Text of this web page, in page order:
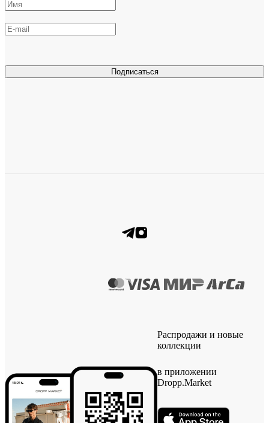
Подписаться
Распродажи и новые
коллекции
в приложении
Dropp.Market